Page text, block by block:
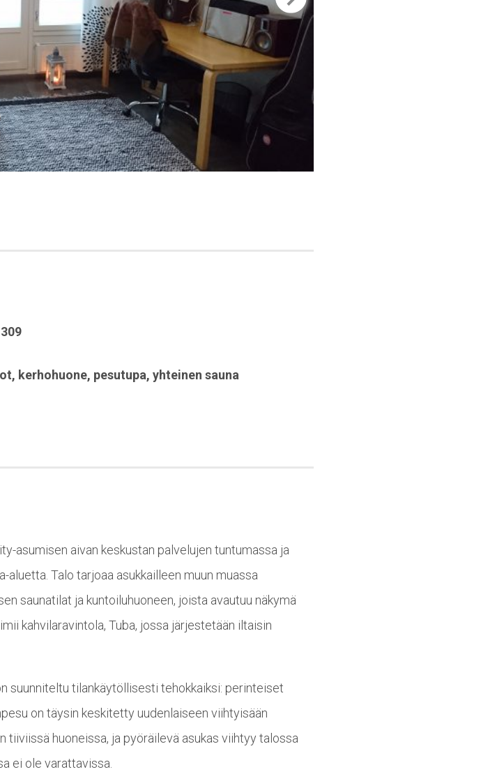
, kerhohuone, pesutupa, yhteinen sauna
asumisen aivan keskustan palvelujen tuntumassa ja
Talo tarjoaa asukkailleen muun muassa
saunatilat ja kuntoiluhuoneen, joista avautuu näkymä
kahvilaravintola, Tuba, jossa järjestetään iltaisin
suunniteltu tilankäytöllisesti tehokkaiksi: perinteiset
on täysin keskitetty uudenlaiseen viihtyisään
tiiviissä huoneissa, ja pyöräilevä asukas viihtyy talossa
ei ole varattavissa.